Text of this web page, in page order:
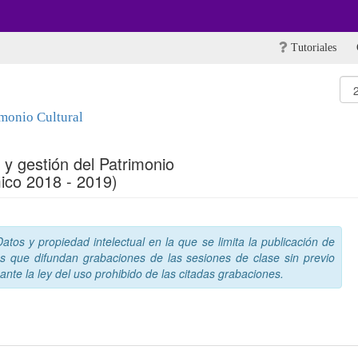
Tutoriales
Cultural
gestión del Patrimonio
2018 - 2019)
y propiedad intelectual en la que se limita la publicación de
que difundan grabaciones de las sesiones de clase sin previo
la ley del uso prohibido de las citadas grabaciones.